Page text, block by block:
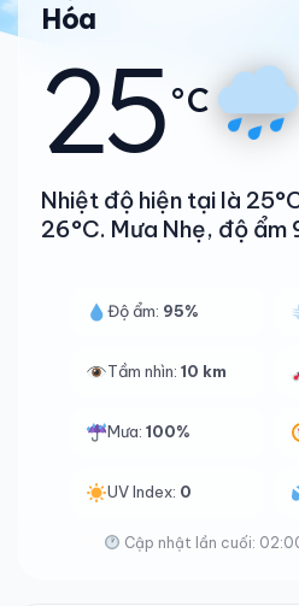
Hóa
25°C
Nhiệt độ hiện tại là
26°C. Mưa Nhẹ, độ ẩm
Độ ẩm: 95%
Tầm nhìn: 10 km
Mưa: 100%
UV Index: 0
Cập nhật lần cuối: